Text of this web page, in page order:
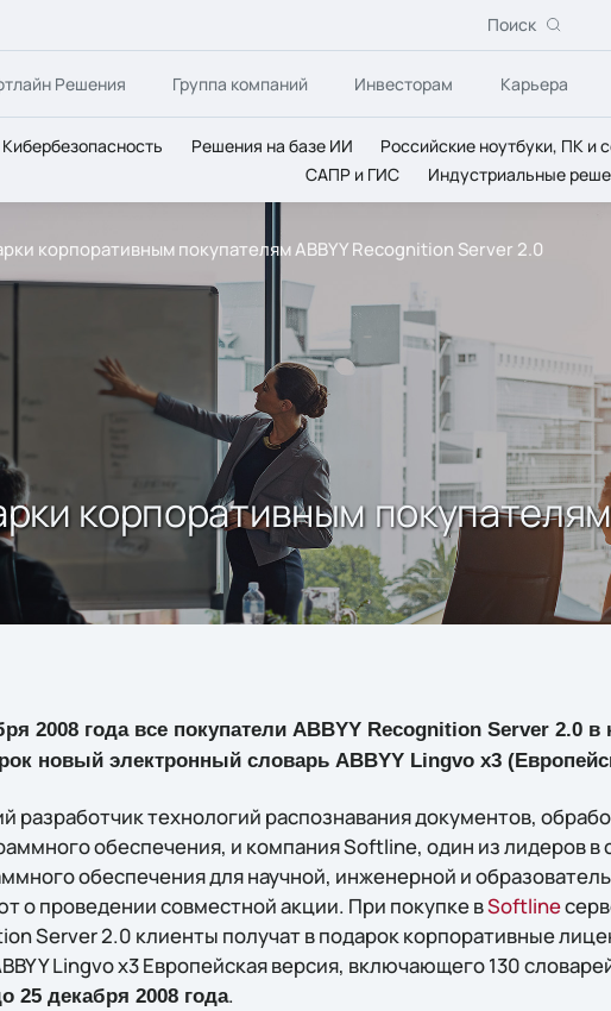
Поиск
Решения Группа компаний Инвесторам Карьера
Кибербезопасность Решения на базе ИИ Российские ноутбуки, ПК и
САПР и ГИС
Индустриальные
корпоративным покупателям ABBYY Recognition Server 2.0
корпоративным
2008 года все покупатели ABBYY Recognition Server 2.0 в
новый электронный словарь ABBYY Lingvo x3
разработчик технологий распознавания документов,
обеспечения, и компания Softline, один из лидеров в
обеспечения для научной, инженерной и
о проведении совместной акции. При покупке вSoftline
Server 2.0 клиенты получат в подарок корпоративные
Lingvo x3 Европейская версия, включающего 130
25 декабря 2008 года.